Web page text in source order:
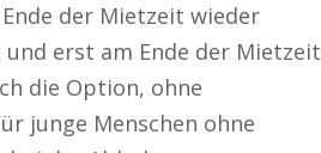
der Mietzeit wieder
erst am Ende der Mietzeit
die Option, ohne
junge Menschen ohne